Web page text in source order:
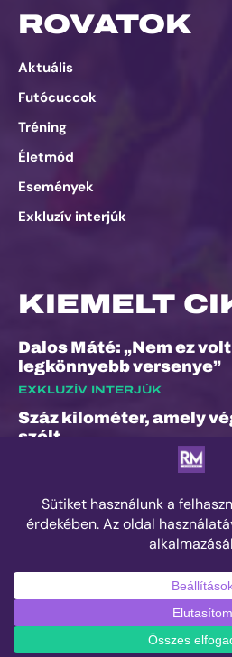
ROVATOK
Aktuális
Futócuccok
Tréning
Életmód
Események
Exkluzív interjúk
KIEMELT
Dalos Máté: „Nem ez
legkönnyebb versenye”
EXKLUZÍV INTERJÚK
Száz kilométer, amely
szólt
fájdalom és a szenvedés
– Interjú Lénárt
pályacsúcstartójával
EDZÉS
© 2025 Runner's Mag Hungary